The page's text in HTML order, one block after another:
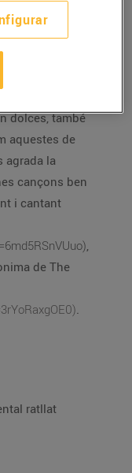
i
dolces, també
cançons ben
i cantant
,
.
ratllat